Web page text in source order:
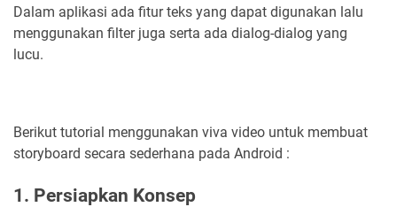
Dalam aplikasi ada fitur teks yang dapat digunakan lalu
menggunakan filter juga serta ada dialog-dialog yang
lucu.
Berikut tutorial menggunakan viva video untuk membuat
storyboard secara sederhana pada Android :
1. Persiapkan Konsep